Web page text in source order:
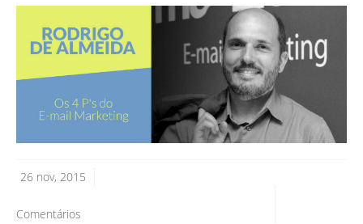
26 nov, 2015
Comentários